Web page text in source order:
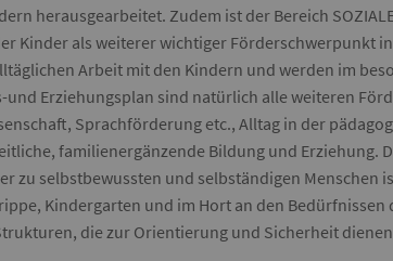
herausgearbeitet. Zudem ist der Bereich SOZIALE
Kinder als weiterer wichtiger Förderschwerpunkt
Arbeit mit den Kindern und werden im
und Erziehungsplan sind natürlich alle weiteren
Sprachförderung etc., Alltag in der
familienergänzende Bildung und Erziehung.
zu selbstbewussten und selbständigen Menschen
Kindergarten und im Hort an den
die zur Orientierung und Sicherheit